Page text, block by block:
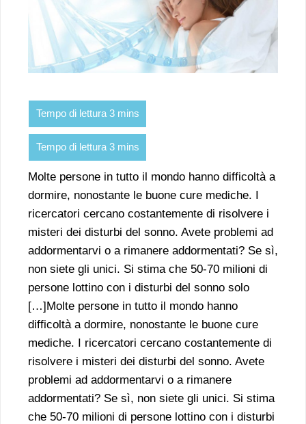
Molte persone in tutto il mondo hanno difficoltà a
dormire, nonostante le buone cure mediche. I
ricercatori cercano costantemente di risolvere i
misteri dei disturbi del sonno. Avete problemi ad
addormentarvi o a rimanere addormentati? Se sì,
non siete gli unici. Si stima che 50-70 milioni di
persone lottino con i disturbi del sonno solo
[…]Molte persone in tutto il mondo hanno
difficoltà a dormire, nonostante le buone cure
mediche. I ricercatori cercano costantemente di
risolvere i misteri dei disturbi del sonno. Avete
problemi ad addormentarvi o a rimanere
addormentati? Se sì, non siete gli unici. Si stima
che 50-70 milioni di persone lottino con i disturbi